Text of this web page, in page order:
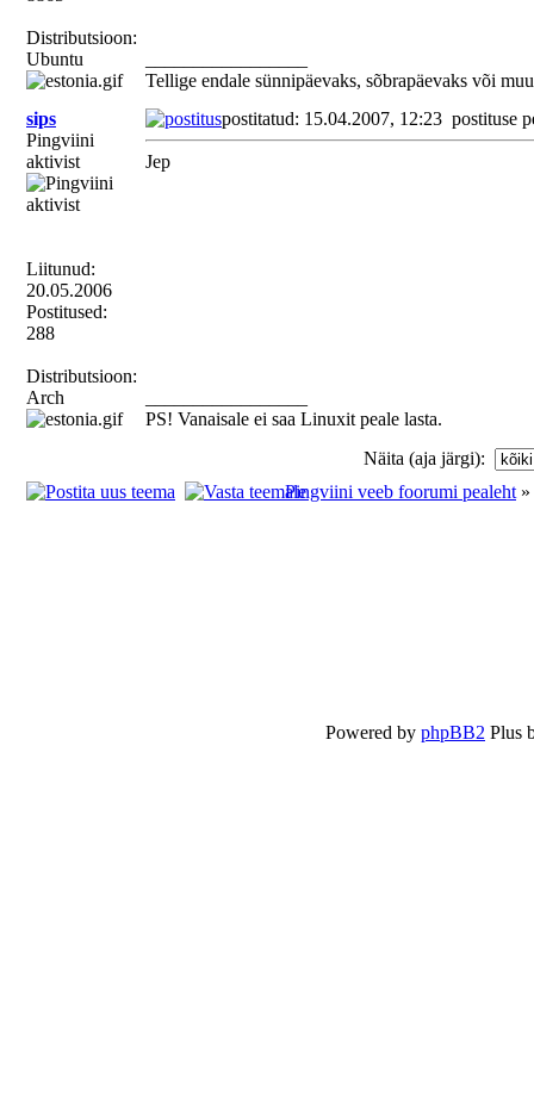
Distributsioon:
Ubuntu
Tellige endale sünnipäevaks, sõbrapäevaks või
sips
Pingviini
aktivist
Liitunud:
20.05.2006
Postitused:
288
Distributsioon:
Arch
postitatud: 15.04.2007, 12:23 postituse
Jep
PS! Vanaisale ei saa Linuxit peale lasta.
Näita (aja järgi):
Pingviini veeb foorumi pealeht »
Powered by phpBB2 Plus